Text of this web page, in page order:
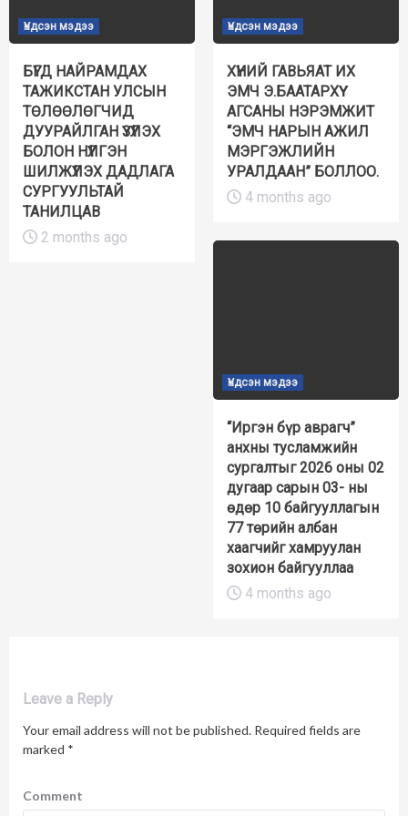
Үндсэн мэдээ
БҮГД НАЙРАМДАХ
ТАЖИКСТАН УЛСЫН
ТӨЛӨӨЛӨГЧИД
ДУУРАЙЛГАН ҮЗҮҮЛЭХ
БОЛОН НҮҮЛГЭН
ШИЛЖҮҮЛЭХ ДАДЛАГА
СУРГУУЛЬТАЙ
ТАНИЛЦАВ
2 months ago
Үндсэн мэдээ
ХҮНИЙ ГАВЬЯАТ ИХ
ЭМЧ Э.БААТАРХҮҮ
АГСАНЫ НЭРЭМЖИТ
“ЭМЧ НАРЫН АЖИЛ
МЭРГЭЖЛИЙН
УРАЛДААН” БОЛЛОО.
4 months ago
Үндсэн мэдээ
“Иргэн бүр аврагч”
анхны тусламжийн
сургалтыг 2026 оны 02
дугаар сарын 03- ны
өдөр 10 байгууллагын
77 төрийн албан
хаагчийг хамруулан
зохион байгууллаа
4 months ago
Leave a Reply
Your email address will not be published. Required fields are
marked *
Comment